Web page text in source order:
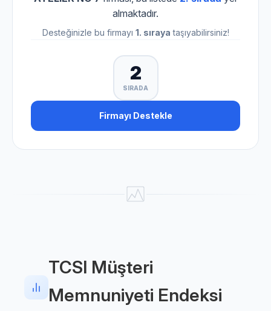
almaktadır.
Desteğinizle bu firmayı 1. sıraya taşıyabilirsiniz!
2
SIRADA
Firmayı Destekle
TCSI Müşteri
Memnuniyeti Endeksi